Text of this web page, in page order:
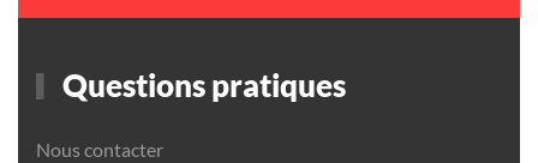
Questions pratiques
Nous contacter